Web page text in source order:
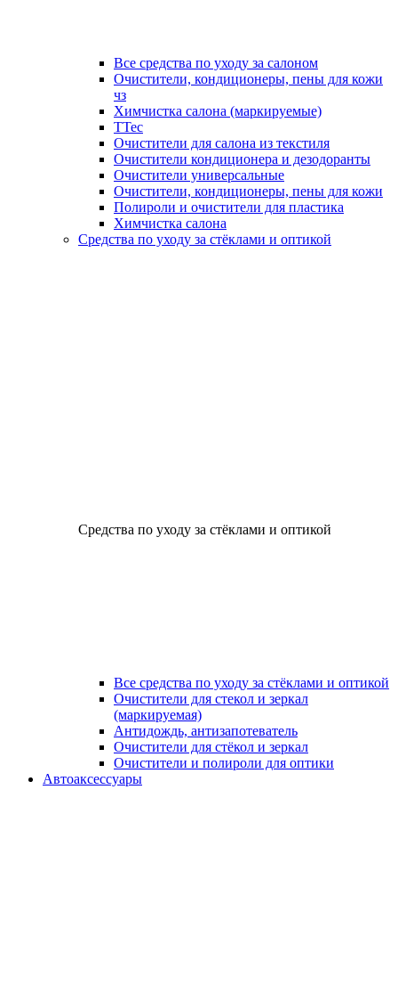
Все средства по уходу за салоном
Очистители, кондиционеры, пены для кожи
чз
Химчистка салона (маркируемые)
TTec
Очистители для салона из текстиля
Очистители кондиционера и дезодоранты
Очистители универсальные
Очистители, кондиционеры, пены для кожи
Полироли и очистители для пластика
Химчистка салона
Средства по уходу за стёклами и оптикой
Средства по уходу за стёклами и оптикой
Все средства по уходу за стёклами и оптикой
Очистители для стекол и зеркал
(маркируемая)
Антидождь, антизапотеватель
Очистители для стёкол и зеркал
Очистители и полироли для оптики
Автоаксессуары